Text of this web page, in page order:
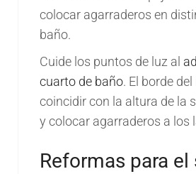
colocar agarraderos en
baño.
Cuide los puntos de luz al
cuarto de baño. El borde
coincidir con la altura de la
y colocar agarraderos a los
Reformas para el